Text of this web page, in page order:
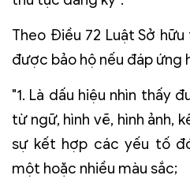
Theo Điều 72 Luật Sở
được bảo hộ nếu đáp ứng
"1. Là dấu hiệu nhìn thấy
từ ngữ, hình vẽ, hình ảnh,
sự kết hợp các yếu tố
một hoặc nhiều màu sắc;